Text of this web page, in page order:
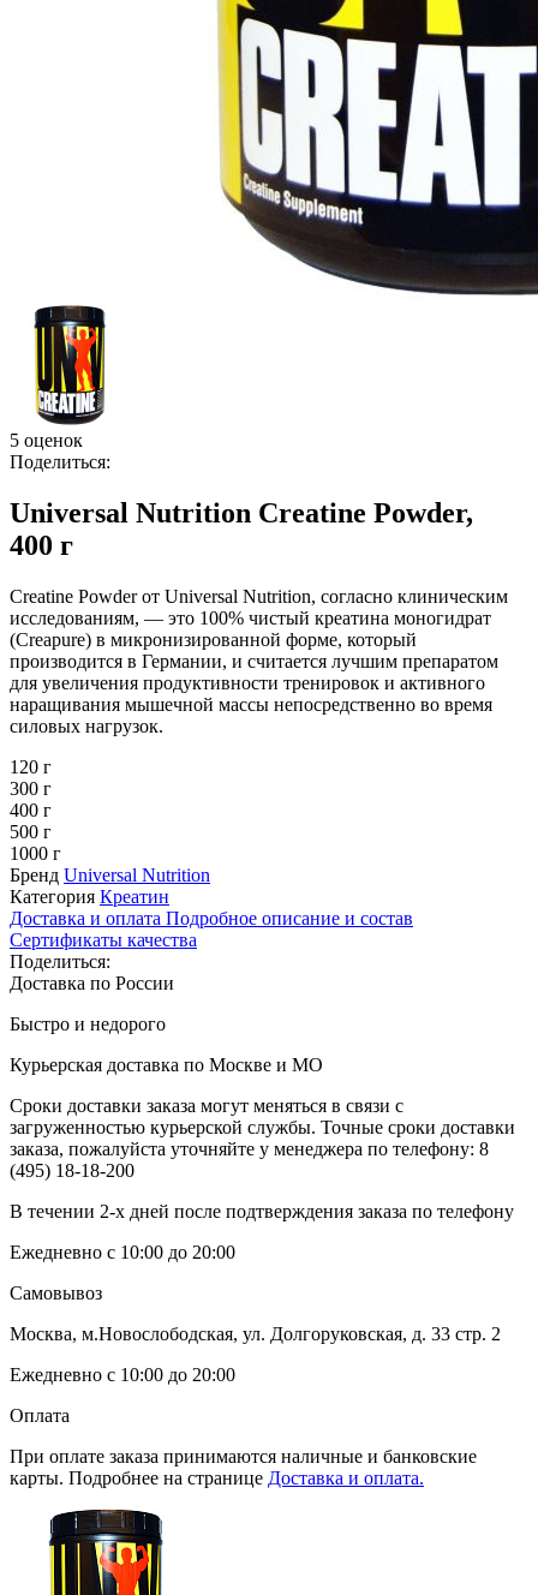
5 оценок
Поделиться:
Universal Nutrition Creatine Powder,
400 г
Creatine Powder от Universal Nutrition, согласно клиническим
исследованиям, — это 100% чистый креатина моногидрат
(Creapure) в микронизированной форме, который
производится в Германии, и считается лучшим препаратом
для увеличения продуктивности тренировок и активного
наращивания мышечной массы непосредственно во время
силовых нагрузок.
120 г
300 г
400 г
500 г
1000 г
Бренд Universal Nutrition
Категория Креатин
Доставка и оплата Подробное описание и состав
Сертификаты качества
Поделиться:
Доставка по России
Быстро и недорого
Курьерская доставка по Москве и МО
Сроки доставки заказа могут меняться в связи с
загруженностью курьерской службы. Точные сроки доставки
заказа, пожалуйста уточняйте у менеджера по телефону: 8
(495) 18-18-200
В течении 2-х дней после подтверждения заказа по телефону
Ежедневно с 10:00 до 20:00
Самовывоз
Москва, м.Новослободская, ул. Долгоруковская, д. 33 стр. 2
Ежедневно с 10:00 до 20:00
Оплата
При оплате заказа принимаются наличные и банковские
карты. Подробнее на странице Доставка и оплата.